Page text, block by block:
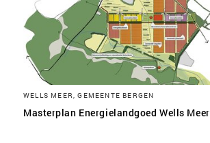
WELLS MEER, GEMEENTE BERGEN
Masterplan Energielandgoed Wells Meer